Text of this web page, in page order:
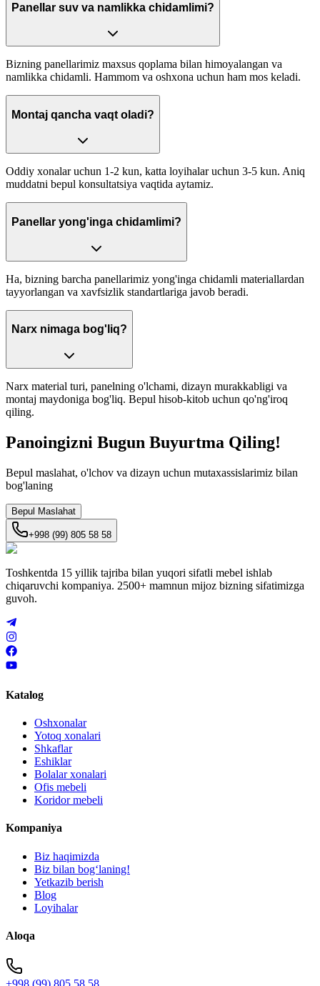
Panellar suv va namlikka chidamlimi?
Bizning panellarimiz maxsus qoplama bilan himoyalangan va
namlikka chidamli. Hammom va oshxona uchun ham mos keladi.
Montaj qancha vaqt oladi?
Oddiy xonalar uchun 1-2 kun, katta loyihalar uchun 3-5 kun. Aniq
muddatni bepul konsultatsiya vaqtida aytamiz.
Panellar yong'inga chidamlimi?
Ha, bizning barcha panellarimiz yong'inga chidamli materiallardan
tayyorlangan va xavfsizlik standartlariga javob beradi.
Narx nimaga bog'liq?
Narx material turi, panelning o'lchami, dizayn murakkabligi va
montaj maydoniga bog'liq. Bepul hisob-kitob uchun qo'ng'iroq
qiling.
Panoingizni Bugun Buyurtma Qiling!
Bepul maslahat, o'lchov va dizayn uchun mutaxassislarimiz bilan
bog'laning
Bepul Maslahat
+998 (99) 805 58 58
Toshkentda 15 yillik tajriba bilan yuqori sifatli mebel ishlab
chiqaruvchi kompaniya. 2500+ mamnun mijoz bizning sifatimizga
guvoh.
Katalog
Oshxonalar
Yotoq xonalari
Shkaflar
Eshiklar
Bolalar xonalari
Ofis mebeli
Koridor mebeli
Kompaniya
Biz haqimizda
Biz bilan bogʻlaning!
Yetkazib berish
Blog
Loyihalar
Aloqa